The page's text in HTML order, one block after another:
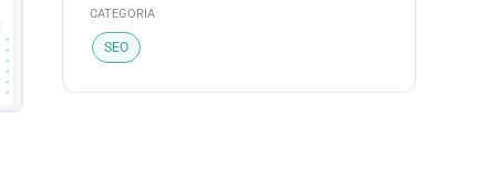
CATEGORIA
SEO